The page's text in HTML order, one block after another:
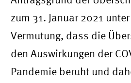
zum 31. Januar 2021
Vermutung, dass die
den Auswirkungen der
Pandemie beruht und